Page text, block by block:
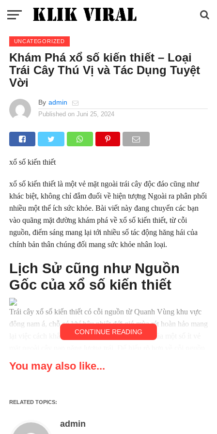
UNCATEGORIZED
Khám Phá xổ số kiến thiết – Loại
Trái Cây Thú Vị và Tác Dụng Tuyệt
Vời
By admin
Published on Juni 25, 2024
xổ số kiến thiết
xổ số kiến thiết là một vẻ mặt ngoài trái cây độc đáo cũng như
khác biệt, không chỉ đắm đuối về hiện tượng Ngoài ra phân phối
nhiều một thể ích sức khỏe. Bài viết này đang chuyển các bạn
vào quãng mặt đường khám phá về xổ số kiến thiết, từ cỗi
nguồn, điểm sáng mang lại tới nhiều số tác động hăng hái của
chính bản thân chúng đối mang sức khỏe nhân loại.
Lịch Sử cũng như Nguồn
Gốc của xổ số kiến thiết
Trái cây xổ số kiến thiết có cỗi nguồn từ Quanh Vùng khu vực
đông nam á, chỗ có khí hậu nhiệt đới gió mùa rét hoàn hảo mang
lại việc cách khắc phục tân vượt bậc phát triển của một số ít vẻ
của xổ số kiến thiết, bản thân mỗi chúng ta cần thiết cảm giác
nhiều số điều tỉ mỷ mặt dưới đây:
việt nam, Vương Quốc Của Những Nụ cười chọc ghẹo cũng
CONTINUE READING
You may also like...
RELATED TOPICS:
admin